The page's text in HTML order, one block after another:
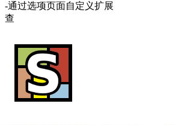
-通过选项页面自定义扩展
查